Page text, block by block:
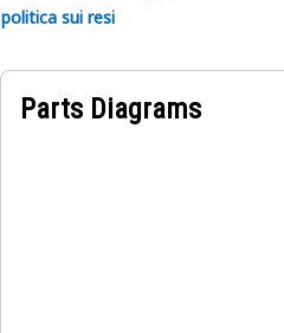
politica sui resi
Parts Diagrams